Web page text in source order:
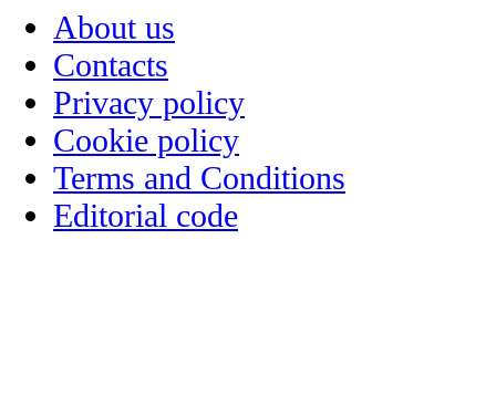
About us
Contacts
Privacy policy
Cookie policy
Terms and Conditions
Editorial code